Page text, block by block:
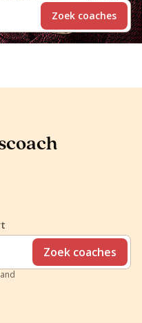
Zoek coaches
Zoek coaches